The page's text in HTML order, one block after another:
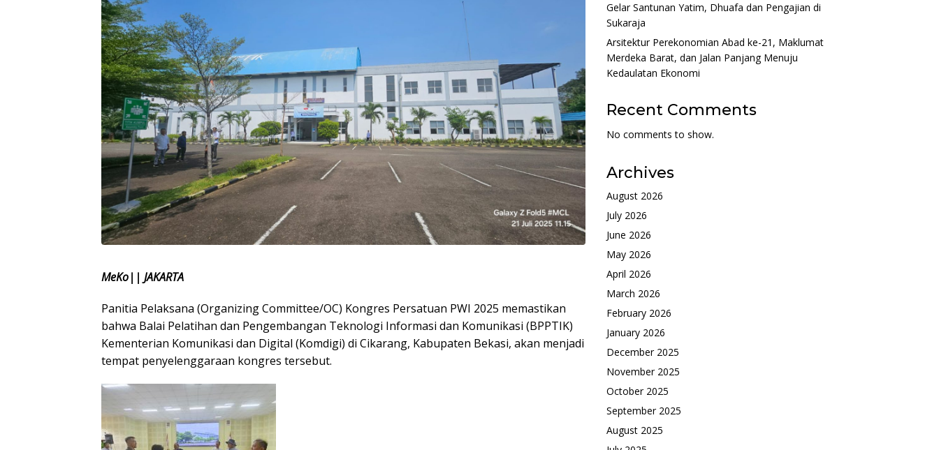
MeKo|| JAKARTA
Panitia Pelaksana (Organizing Committee/OC) Kongres Persatuan PWI 2025 memastikan
bahwa Balai Pelatihan dan Pengembangan Teknologi Informasi dan Komunikasi (BPPTIK)
Kementerian Komunikasi dan Digital (Komdigi) di Cikarang, Kabupaten Bekasi, akan menjadi
tempat penyelenggaraan kongres tersebut.
Gelar Santunan Yatim, Dhuafa dan Pengajian di
Sukaraja
Arsitektur Perekonomian Abad ke-21, Maklumat
Merdeka Barat, dan Jalan Panjang Menuju
Kedaulatan Ekonomi
Recent Comments
No comments to show.
Archives
August 2026
July 2026
June 2026
May 2026
April 2026
March 2026
February 2026
January 2026
December 2025
November 2025
October 2025
September 2025
August 2025